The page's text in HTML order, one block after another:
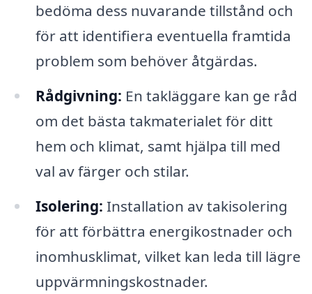
bedöma dess nuvarande tillstånd och
för att identifiera eventuella framtida
problem som behöver åtgärdas.
Rådgivning: En takläggare kan ge råd
om det bästa takmaterialet för ditt
hem och klimat, samt hjälpa till med
val av färger och stilar.
Isolering: Installation av takisolering
för att förbättra energikostnader och
inomhusklimat, vilket kan leda till lägre
uppvärmningskostnader.